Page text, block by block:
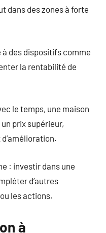
dans des zones à forte
des dispositifs comme
la rentabilité de
le temps, une maison
prix supérieur,
: investir dans une
d’autres
les actions.
à